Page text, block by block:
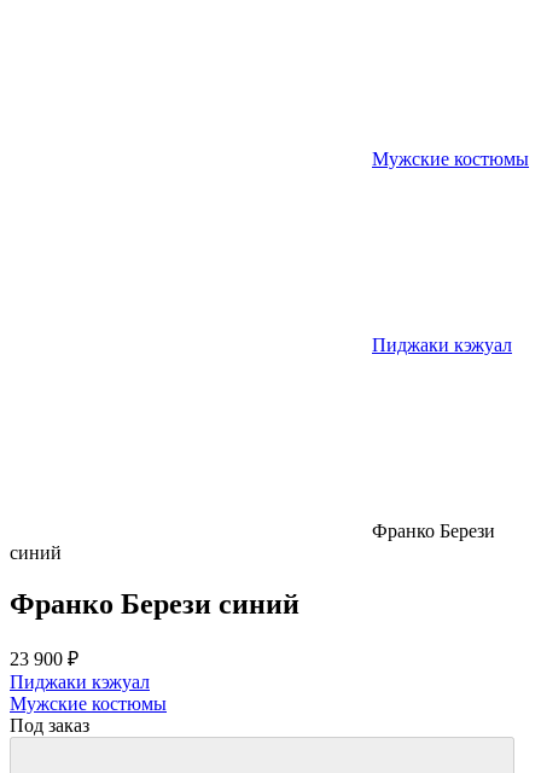
Мужские костюмы
Пиджаки кэжуал
Франко Берези
синий
Франко Берези синий
23 900 ₽
Пиджаки кэжуал
Мужские костюмы
Под заказ